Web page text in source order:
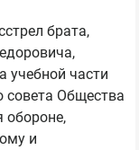
брата,
учебной части
совета Общества
обороне,
и